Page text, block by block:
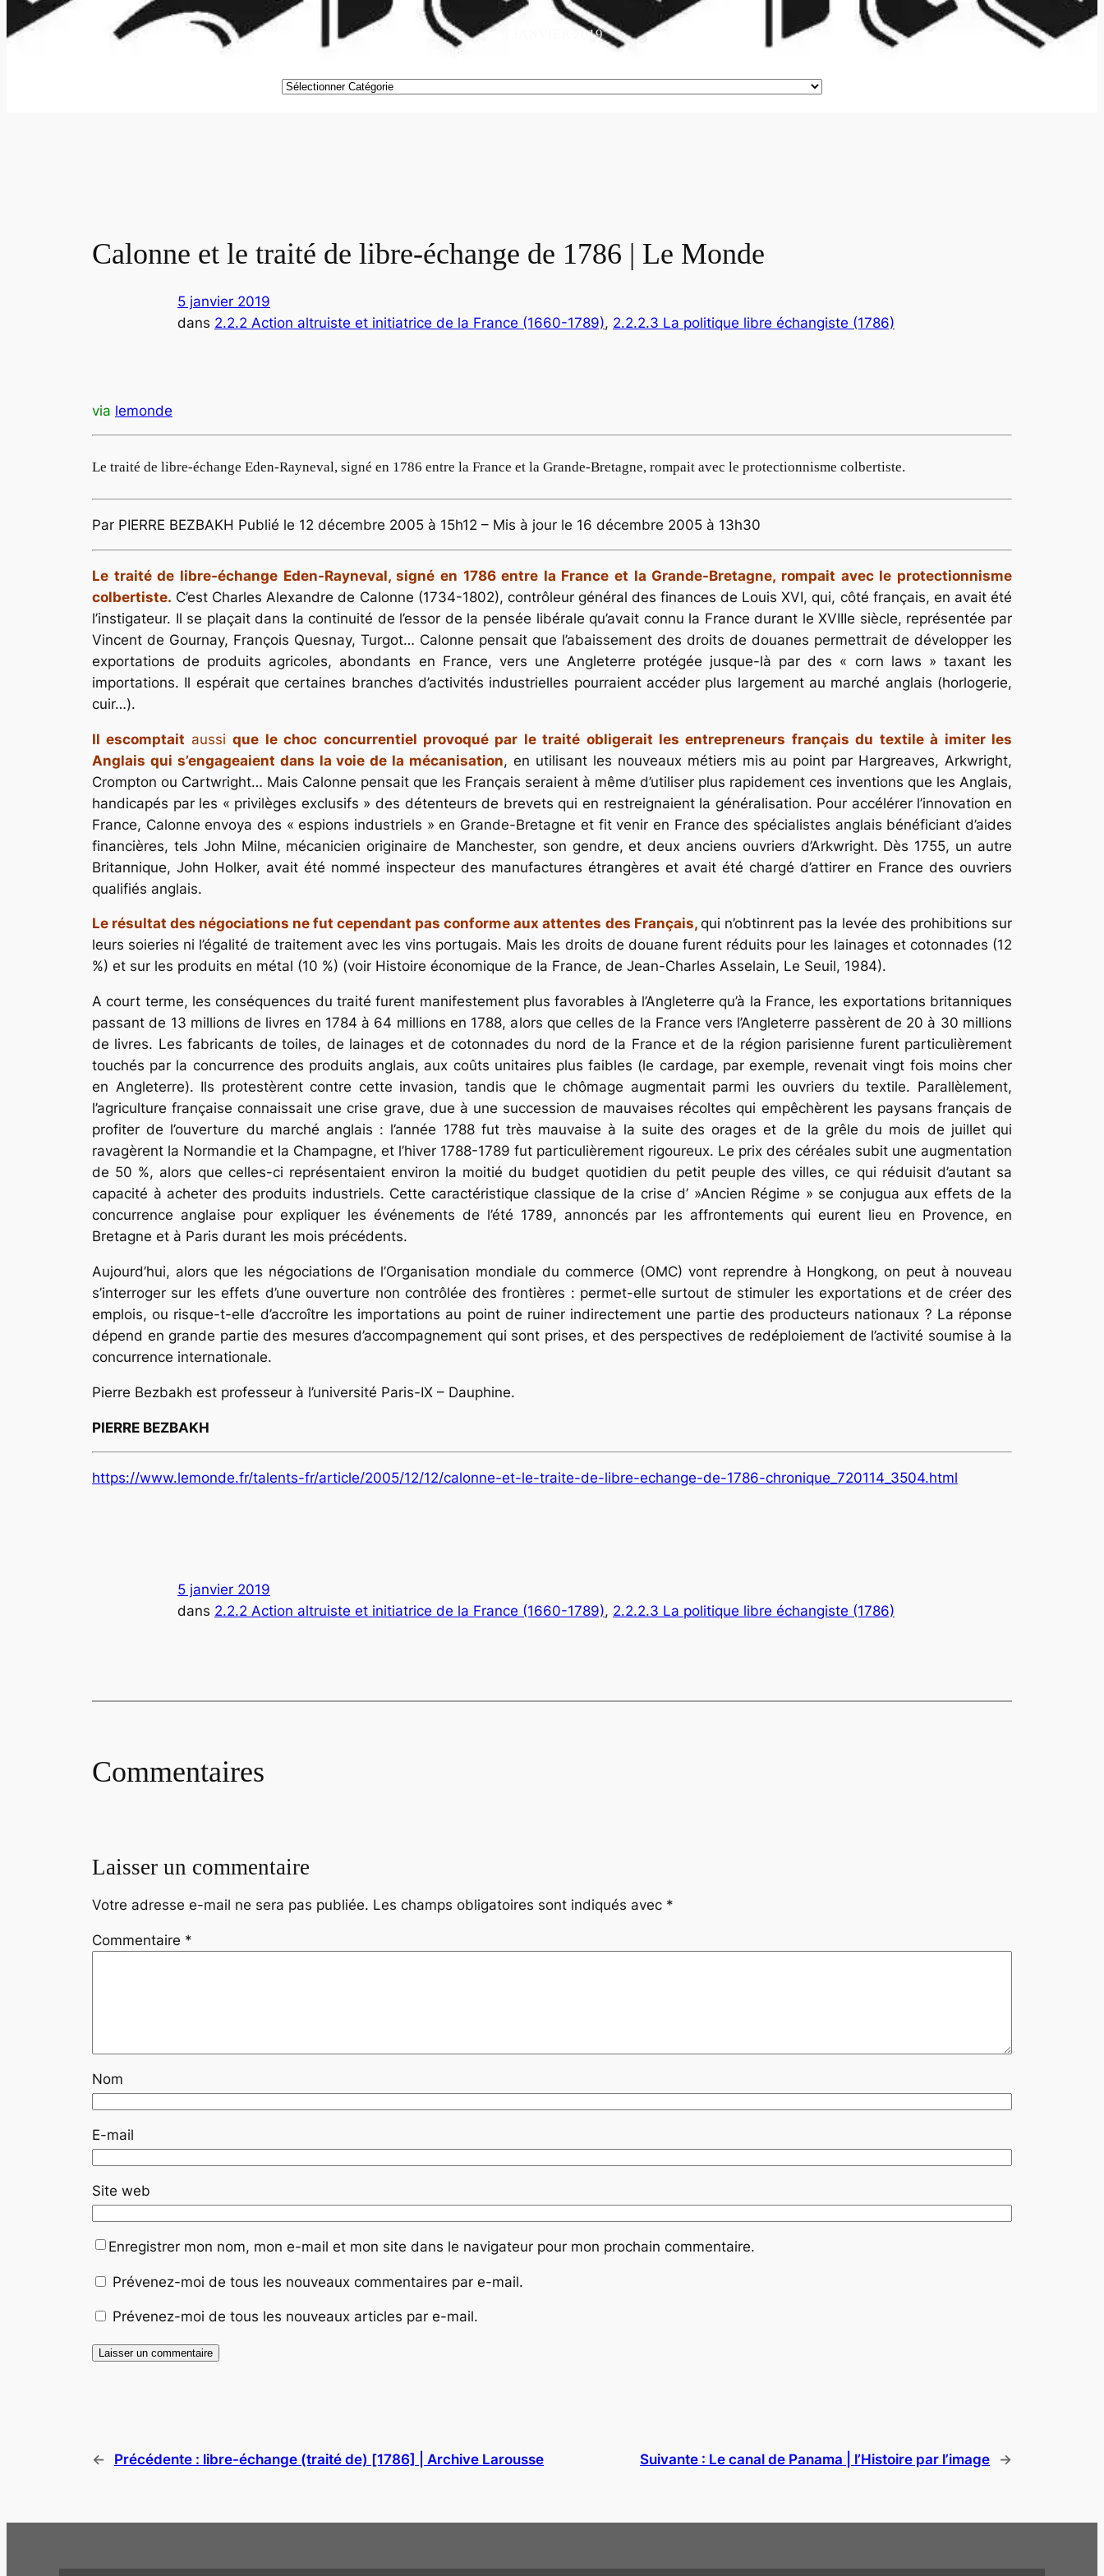
5 JANVIER 2019
Catégories
Calonne et le traité de libre-échange de 1786 | Le Monde
5 janvier 2019
dans 2.2.2 Action altruiste et initiatrice de la France (1660-1789), 2.2.2.3 La politique libre échangiste (1786)
via lemonde
Le traité de libre-échange Eden-Rayneval, signé en 1786 entre la France et la Grande-Bretagne, rompait avec le protectionnisme colbertiste.
Par PIERRE BEZBAKH Publié le 12 décembre 2005 à 15h12 – Mis à jour le 16 décembre 2005 à 13h30
Le traité de libre-échange Eden-Rayneval, signé en 1786 entre la France et la Grande-Bretagne, rompait avec le protectionnisme
colbertiste. C’est Charles Alexandre de Calonne (1734-1802), contrôleur général des finances de Louis XVI, qui, côté français, en avait été
l’instigateur. Il se plaçait dans la continuité de l’essor de la pensée libérale qu’avait connu la France durant le XVIIIe siècle, représentée par
Vincent de Gournay, François Quesnay, Turgot… Calonne pensait que l’abaissement des droits de douanes permettrait de développer les
exportations de produits agricoles, abondants en France, vers une Angleterre protégée jusque-là par des « corn laws » taxant les
importations. Il espérait que certaines branches d’activités industrielles pourraient accéder plus largement au marché anglais (horlogerie,
cuir…).
Il escomptait aussique le choc concurrentiel provoqué par le traité obligerait les entrepreneurs français du textile à imiter les
Anglais qui s’engageaient dans la voie de la mécanisation, en utilisant les nouveaux métiers mis au point par Hargreaves, Arkwright,
Crompton ou Cartwright… Mais Calonne pensait que les Français seraient à même d’utiliser plus rapidement ces inventions que les Anglais,
handicapés par les « privilèges exclusifs » des détenteurs de brevets qui en restreignaient la généralisation. Pour accélérer l’innovation en
France, Calonne envoya des « espions industriels » en Grande-Bretagne et fit venir en France des spécialistes anglais bénéficiant d’aides
financières, tels John Milne, mécanicien originaire de Manchester, son gendre, et deux anciens ouvriers d’Arkwright. Dès 1755, un autre
Britannique, John Holker, avait été nommé inspecteur des manufactures étrangères et avait été chargé d’attirer en France des ouvriers
qualifiés anglais.
Le résultat des négociations ne fut cependant pas conforme aux attentes des Français, qui n’obtinrent pas la levée des prohibitions sur
leurs soieries ni l’égalité de traitement avec les vins portugais. Mais les droits de douane furent réduits pour les lainages et cotonnades (12
%) et sur les produits en métal (10 %) (voir Histoire économique de la France, de Jean-Charles Asselain, Le Seuil, 1984).
A court terme, les conséquences du traité furent manifestement plus favorables à l’Angleterre qu’à la France, les exportations britanniques
passant de 13 millions de livres en 1784 à 64 millions en 1788, alors que celles de la France vers l’Angleterre passèrent de 20 à 30 millions
de livres. Les fabricants de toiles, de lainages et de cotonnades du nord de la France et de la région parisienne furent particulièrement
touchés par la concurrence des produits anglais, aux coûts unitaires plus faibles (le cardage, par exemple, revenait vingt fois moins cher
en Angleterre). Ils protestèrent contre cette invasion, tandis que le chômage augmentait parmi les ouvriers du textile. Parallèlement,
l’agriculture française connaissait une crise grave, due à une succession de mauvaises récoltes qui empêchèrent les paysans français de
profiter de l’ouverture du marché anglais : l’année 1788 fut très mauvaise à la suite des orages et de la grêle du mois de juillet qui
ravagèrent la Normandie et la Champagne, et l’hiver 1788-1789 fut particulièrement rigoureux. Le prix des céréales subit une augmentation
de 50 %, alors que celles-ci représentaient environ la moitié du budget quotidien du petit peuple des villes, ce qui réduisit d’autant sa
capacité à acheter des produits industriels. Cette caractéristique classique de la crise d’ »Ancien Régime » se conjugua aux effets de la
concurrence anglaise pour expliquer les événements de l’été 1789, annoncés par les affrontements qui eurent lieu en Provence, en
Bretagne et à Paris durant les mois précédents.
Aujourd’hui, alors que les négociations de l’Organisation mondiale du commerce (OMC) vont reprendre à Hongkong, on peut à nouveau
s’interroger sur les effets d’une ouverture non contrôlée des frontières : permet-elle surtout de stimuler les exportations et de créer des
emplois, ou risque-t-elle d’accroître les importations au point de ruiner indirectement une partie des producteurs nationaux ? La réponse
dépend en grande partie des mesures d’accompagnement qui sont prises, et des perspectives de redéploiement de l’activité soumise à la
concurrence internationale.
Pierre Bezbakh est professeur à l’université Paris-IX – Dauphine.
PIERRE BEZBAKH
https://www.lemonde.fr/talents-fr/article/2005/12/12/calonne-et-le-traite-de-libre-echange-de-1786-chronique_720114_3504.html
5 janvier 2019
dans 2.2.2 Action altruiste et initiatrice de la France (1660-1789), 2.2.2.3 La politique libre échangiste (1786)
Commentaires
Laisser un commentaire
Votre adresse e-mail ne sera pas publiée. Les champs obligatoires sont indiqués avec *
Commentaire *
Nom
E-mail
Site web
Enregistrer mon nom, mon e-mail et mon site dans le navigateur pour mon prochain commentaire.
Prévenez-moi de tous les nouveaux commentaires par e-mail.
Prévenez-moi de tous les nouveaux articles par e-mail.
← Précédente : libre-échange (traité de) [1786] | Archive Larousse Suivante : Le canal de Panama | l’Histoire par l’image →